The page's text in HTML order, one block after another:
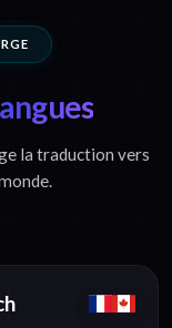
la traduction vers